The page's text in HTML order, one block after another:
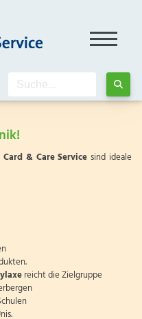
Card & Care Service sind ideale
reicht die Zielgruppe